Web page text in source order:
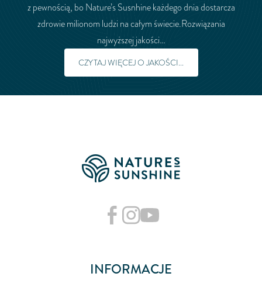
z pewnością, bo Nature’s Susnhine każdego dnia dostarcza
zdrowie milionom ludzi na całym świecie.Rozwiązania
najwyższej jakości…
CZYTAJ WIĘCEJ O JAKOŚCI...
INFORMACJE